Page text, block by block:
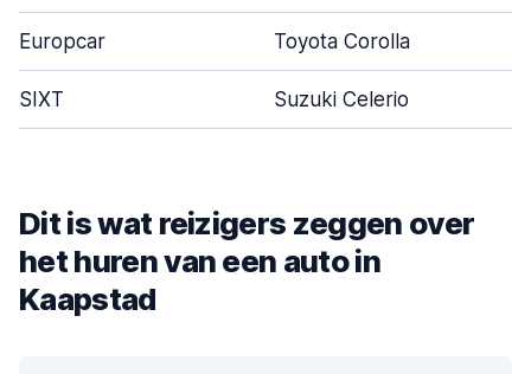
Europcar Toyota Corolla
SIXT Suzuki Celerio
Dit is wat reizigers zeggen over
het huren van een auto in
Kaapstad